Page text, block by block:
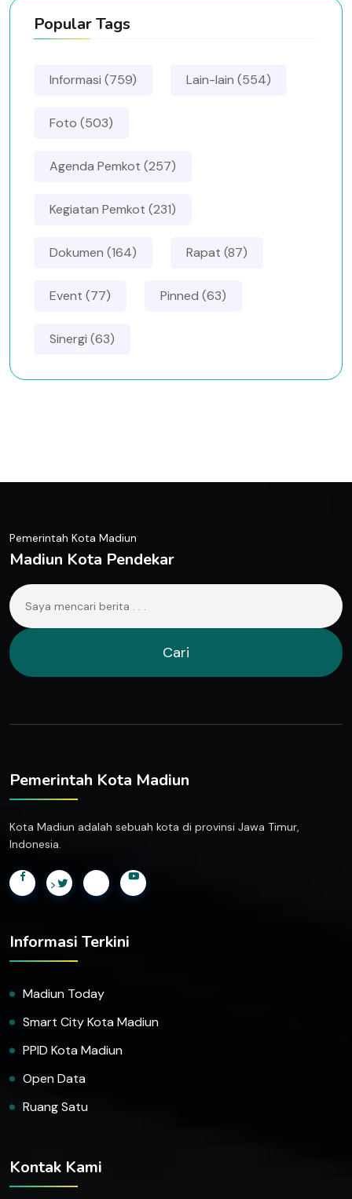
Popular Tags
Informasi (759) Lain-lain (554)
Foto (503)
Agenda Pemkot (257)
Kegiatan Pemkot (231)
Dokumen (164) Rapat (87)
Event (77) Pinned (63)
Sinergi (63)
Pemerintah Kota Madiun
Madiun Kota Pendekar
Cari
Pemerintah Kota Madiun
Kota Madiun adalah sebuah kota di provinsi Jawa Timur,
Indonesia.
>
Informasi Terkini
Madiun Today
Smart City Kota Madiun
PPID Kota Madiun
Open Data
Ruang Satu
Kontak Kami